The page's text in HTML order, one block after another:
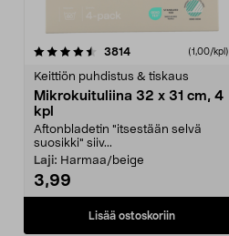
3814arvostelut (1,00/kpl)
Keittiön puhdistus & tiskaus
Mikrokuituliina 32 x 31 cm, 4
kpl
Aftonbladetin "itsestään selvä
suosikki" siiv...
Laji: Harmaa/beige
3,99
Lisää ostoskoriin
4.5viidestä